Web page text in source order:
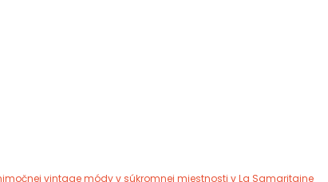
vintage módy v súkromnej miestnosti v La Samaritaine